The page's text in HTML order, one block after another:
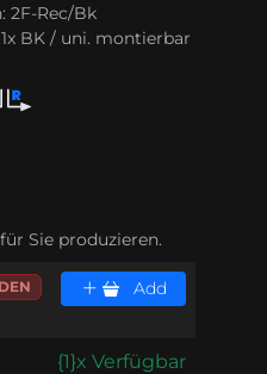
2F-Rec/Bk
BK / uni. montierbar
Sie produzieren.
Add
{1}x Verfügbar